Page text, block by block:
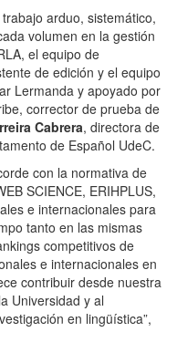
arduo, sistemático,
volumen en la gestión
el equipo de
de edición y el equipo
Lermanda y apoyado por
corrector de prueba de
Cabrera, directora de
de Español UdeC.
con la normativa de
SCIENCE, ERIHPLUS,
e internacionales para
tanto en las mismas
competitivos de
e internacionales en
contribuir desde nuestra
Universidad y al
en lingüística”,